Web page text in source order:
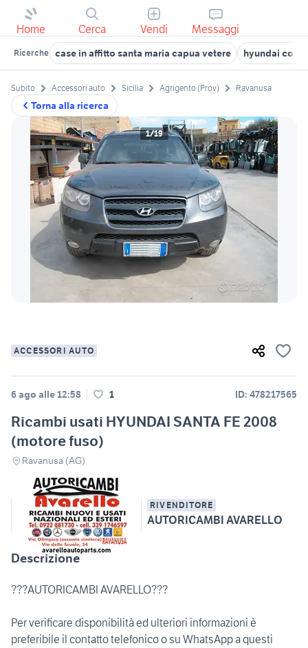
Home Cerca Vendi Messaggi
Ricerche case in affitto santa maria capua vetere hyundai
Torna alla ricerca
Subito Accessori auto Sicilia Agrigento (Prov) Ravanusa
1/19
ACCESSORI AUTO
6 ago alle 12:58 1 ID: 478217565
Ricambi usati HYUNDAI SANTA FE 2008
(motore fuso)
Ravanusa (AG)
RIVENDITORE
AUTORICAMBI AVARELLO
Descrizione
???AUTORICAMBI AVARELLO???
Per verificare disponibilità ed ulteriori informazioni è
preferibile il contatto telefonico o su WhatsApp a questi